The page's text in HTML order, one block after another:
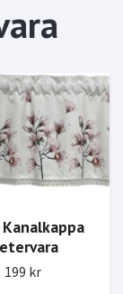
Kanalkappa
199 kr